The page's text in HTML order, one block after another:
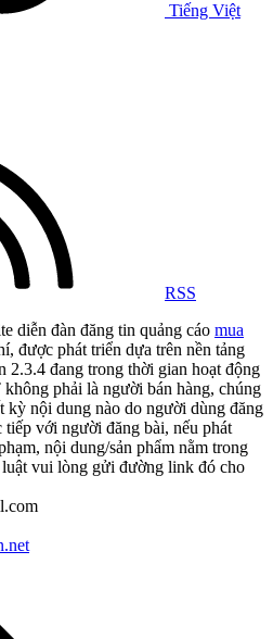
Tiếng Việt
RSS
đàn đăng tin quảng cáo mua
được phát triển dựa trên nền tảng
2.3.4 đang trong thời gian hoạt động
phải là người bán hàng, chúng
kỳ nội dung nào do người dùng đăng
với người đăng bài, nếu phát
nội dung/sản phẩm nằm trong
vui lòng gửi đường link đó cho